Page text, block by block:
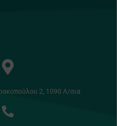
2, 1090 Λ/σια